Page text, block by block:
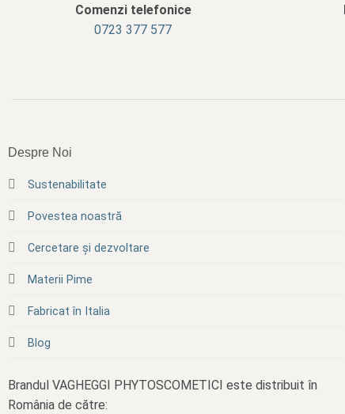
Comenzi telefonice
0723 377 577
Despre Noi
Sustenabilitate
Povestea noastră
Cercetare și dezvoltare
Materii Pime
Fabricat în Italia
Blog
Brandul VAGHEGGI PHYTOSCOMETICI este distribuit în
România de către: